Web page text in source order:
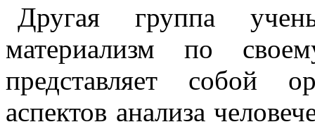
Другая группа
материализм по
представляет собой
аспектов анализа